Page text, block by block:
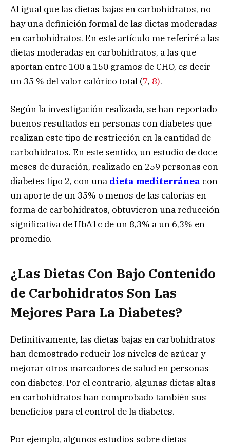
Al igual que las dietas bajas en carbohidratos, no
hay una definición formal de las dietas moderadas
en carbohidratos. En este artículo me referiré a las
dietas moderadas en carbohidratos, a las que
aportan entre 100 a 150 gramos de CHO, es decir
un 35 % del valor calórico total (7, 8).
Según la investigación realizada, se han reportado
buenos resultados en personas con diabetes que
realizan este tipo de restricción en la cantidad de
carbohidratos. En este sentido, un estudio de doce
meses de duración, realizado en 259 personas con
diabetes tipo 2, con una dieta mediterránea con
un aporte de un 35% o menos de las calorías en
forma de carbohidratos, obtuvieron una reducción
significativa de HbA1c de un 8,3% a un 6,3% en
promedio.
¿Las Dietas Con Bajo Contenido
de Carbohidratos Son Las
Mejores Para La Diabetes?
Definitivamente, las dietas bajas en carbohidratos
han demostrado reducir los niveles de azúcar y
mejorar otros marcadores de salud en personas
con diabetes. Por el contrario, algunas dietas altas
en carbohidratos han comprobado también sus
beneficios para el control de la diabetes.
Por ejemplo, algunos estudios sobre dietas